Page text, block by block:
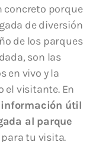
concreto porque
de diversión
de los parques
son las
en vivo y la
el visitante. En
información útil
al parque
para tu visita.